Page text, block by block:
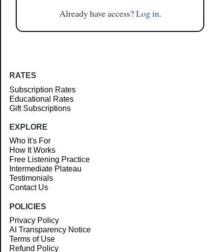
Already have access?Log in.
RATES
Subscription Rates
Educational Rates
Gift Subscriptions
EXPLORE
Who It's For
How It Works
Free Listening Practice
Intermediate Plateau
Testimonials
Contact Us
POLICIES
Privacy Policy
AI Transparency Notice
Terms of Use
Refund Policy